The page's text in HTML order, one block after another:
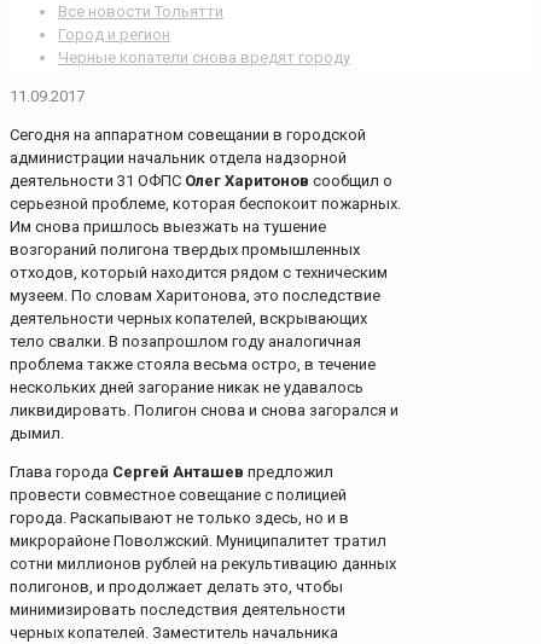
Все новости Тольятти
Город и регион
Черные копатели снова вредят городу
11.09.2017
Сегодня на аппаратном совещании в городской
администрации начальник отдела надзорной
деятельности 31 ОФПС Олег Харитонов сообщил о
серьезной проблеме, которая беспокоит пожарных.
Им снова пришлось выезжать на тушение
возгораний полигона твердых промышленных
отходов, который находится рядом с техническим
музеем. По словам Харитонова, это последствие
деятельности черных копателей, вскрывающих
тело свалки. В позапрошлом году аналогичная
проблема также стояла весьма остро, в течение
нескольких дней загорание никак не удавалось
ликвидировать. Полигон снова и снова загорался и
дымил.
Глава города Сергей Анташев предложил
провести совместное совещание с полицией
города. Раскапывают не только здесь, но и в
микрорайоне Поволжский. Муниципалитет тратил
сотни миллионов рублей на рекультивацию данных
полигонов, и продолжает делать это, чтобы
минимизировать последствия деятельности
черных копателей. Заместитель начальника